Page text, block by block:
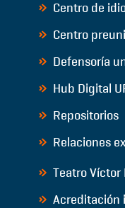
Centro de
Centro
Defensoría
Hub Digital
Repositorios
Relaciones
Teatro Víctor
Acreditación